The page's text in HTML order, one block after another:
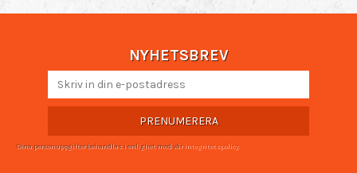
NYHETSBREV
PRENUMERERA
Dina personuppgifter behandlas i enlighet med vår integritetspolicy.